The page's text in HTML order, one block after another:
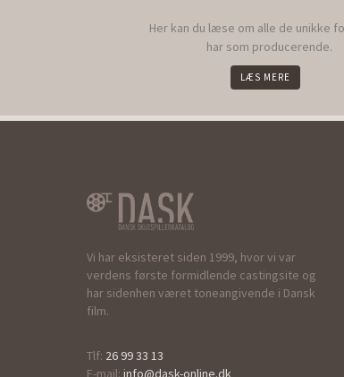
Her kan du læse om alle de unikke
har som producerende.
LÆS MERE
Vi har eksisteret siden 1999, hvor vi var
verdens første formidlende castingsite og
har sidenhen været toneangivende i Dansk
film.
Tlf: 26 99 33 13
E-mail: info@dask-online.dk